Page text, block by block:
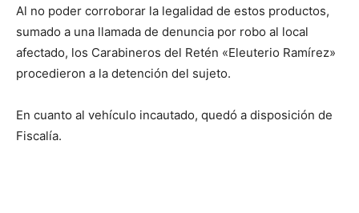
Al no poder corroborar la legalidad de estos productos,
sumado a una llamada de denuncia por robo al local
afectado, los Carabineros del Retén «Eleuterio Ramírez»
procedieron a la detención del sujeto.
En cuanto al vehículo incautado, quedó a disposición de
Fiscalía.